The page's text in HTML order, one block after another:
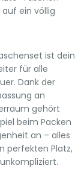
ein völlig
ist dein
für alle
Dank der
an
gehört
beim Packen
an – alles
perfekten Platz,